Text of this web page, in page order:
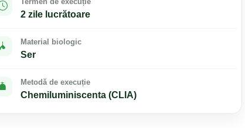
2 zile lucrătoare
Material biologic
Ser
Metodă de execuție
Chemiluminiscenta (CLIA)